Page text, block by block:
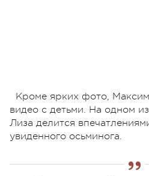
Кроме ярких фото,
видео с детьми. На одном
Лиза делится
увиденного осьминога.